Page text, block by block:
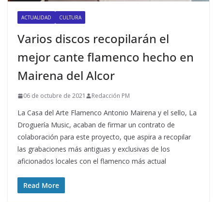
ACTUALIDAD CULTURA
Varios discos recopilarán el
mejor cante flamenco hecho en
Mairena del Alcor
06 de octubre de 2021 Redacción PM
La Casa del Arte Flamenco Antonio Mairena y el sello, La
Droguería Music, acaban de firmar un contrato de
colaboración para este proyecto, que aspira a recopilar
las grabaciones más antiguas y exclusivas de los
aficionados locales con el flamenco más actual
Read More